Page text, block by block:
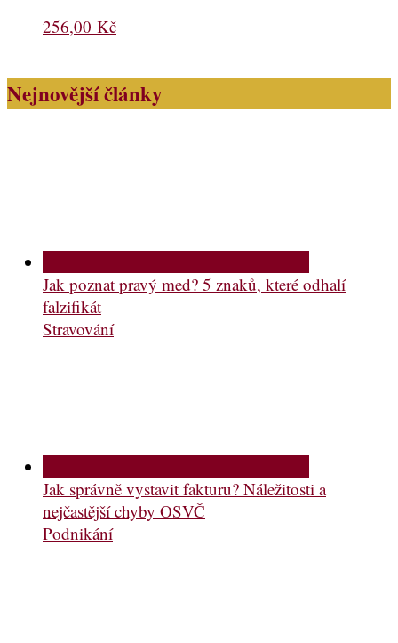
256,00 Kč
Nejnovější články
Jak poznat pravý med? 5 znaků, které odhalí
falzifikát
Stravování
Jak správně vystavit fakturu? Náležitosti a
nejčastější chyby OSVČ
Podnikání